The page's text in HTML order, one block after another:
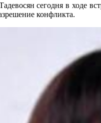
сегодня в ходе
конфликта.